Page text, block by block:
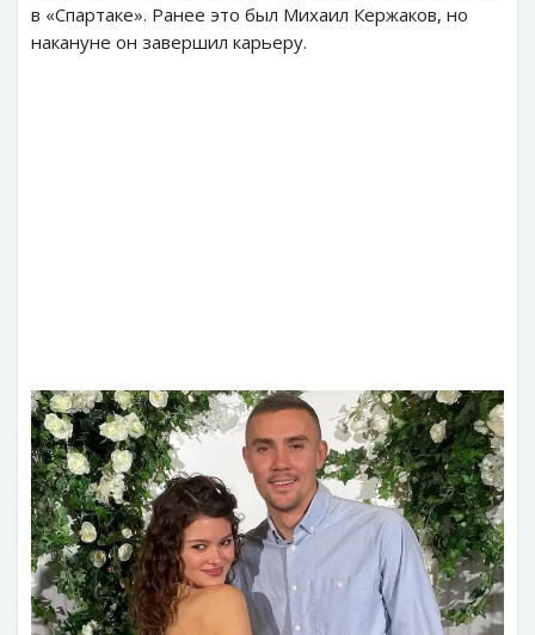
в «Спартаке». Ранее это был Михаил Кержаков, но
накануне он завершил карьеру.